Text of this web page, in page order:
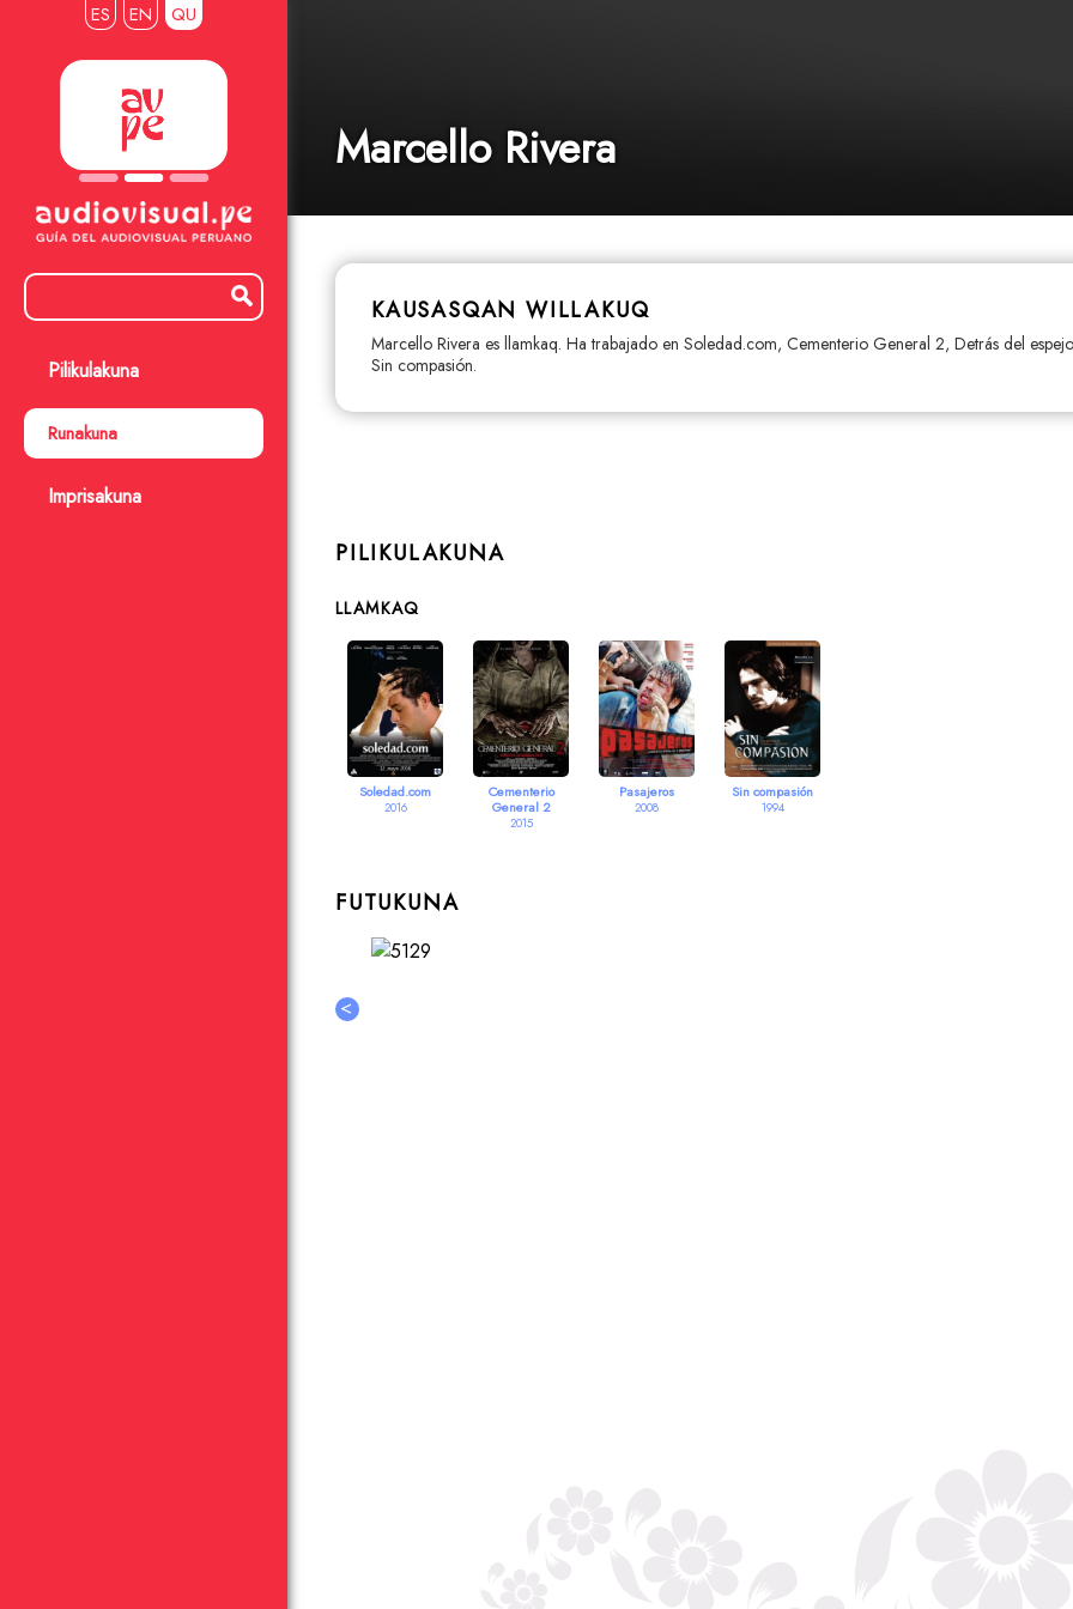
ES EN QU
Pilikulakuna
Runakuna
Imprisakuna
Marcello Rivera
KAUSASQAN WILLAKUQ
Marcello Rivera es llamkaq. Ha trabajado en Soledad.com, Cementerio General 2, Detrás del
Sin compasión.
PILIKULAKUNA
LLAMKAQ
Soledad.com
2016
Cementerio
General 2
2015
Pasajeros
2008
Sin compasión
1994
FUTUKUNA
<